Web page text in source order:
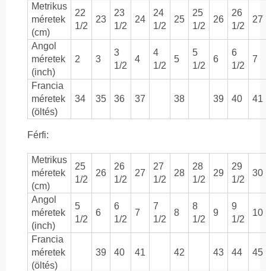
Metrikus
méretek
(cm)
22
1/2
23
23
1/2
24
24
1/2
25
25
1/2
26
26
1/2
27
Angol
méretek
(inch)
2 3
3
1/2
4
4
1/2
5
5
1/2
6
6
1/2
7
Francia
méretek
(öltés)
34 35 36 37 38 39 40 41
Férfi:
Metrikus
méretek
(cm)
25
1/2
26
26
1/2
27
27
1/2
28
28
1/2
29
29
1/2
30
Angol
méretek
(inch)
5
1/2
6
6
1/2
7
7
1/2
8
8
1/2
9
9
1/2
10
Francia
méretek
(öltés)
39 40 41 42 43 44 45